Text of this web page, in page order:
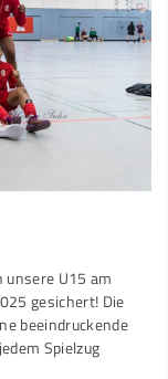
U15 am
gesichert! Die
beeindruckende
Spielzug